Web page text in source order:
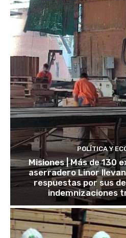
POLÍTICA Y
Misiones | Más de 130
aserradero Linor
respuestas por sus
indemnizaciones